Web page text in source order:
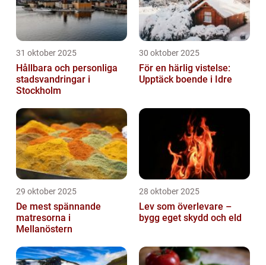
31 oktober 2025
Hållbara och personliga
stadsvandringar i
Stockholm
30 oktober 2025
För en härlig vistelse:
Upptäck boende i Idre
29 oktober 2025
De mest spännande
matresorna i
Mellanöstern
28 oktober 2025
Lev som överlevare –
bygg eget skydd och eld